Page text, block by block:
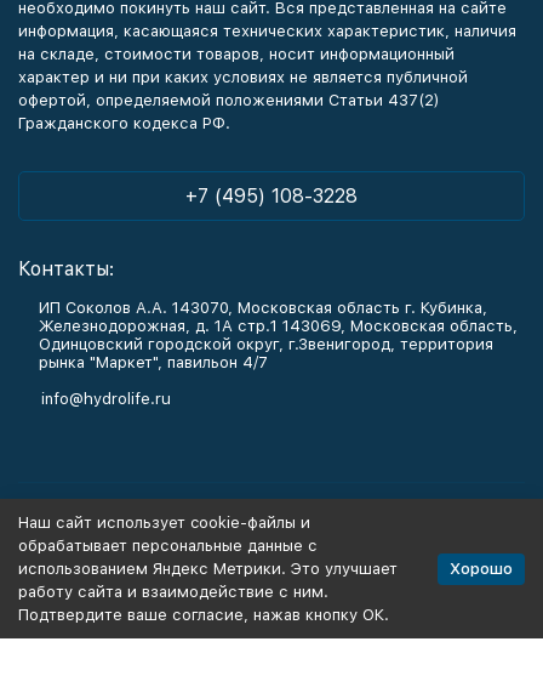
необходимо покинуть наш сайт. Вся представленная на сайте
информация, касающаяся технических характеристик, наличия
на складе, стоимости товаров, носит информационный
характер и ни при каких условиях не является публичной
офертой, определяемой положениями Статьи 437(2)
Гражданского кодекса РФ.
+7 (495) 108-3228
Контакты:
ИП Соколов А.А. 143070, Московская область г. Кубинка,
Железнодорожная, д. 1А стр.1 143069, Московская область,
Одинцовский городской округ, г.Звенигород, территория
рынка "Маркет", павильон 4/7
info@hydrolife.ru
Информация
Политика персональных данных
Наш сайт использует cookie-файлы и
обрабатывает персональные данные с
использованием Яндекс Метрики. Это улучшает
работу сайта и взаимодействие с ним.
Подтвердите ваше согласие, нажав кнопку ОК.
Хорошо